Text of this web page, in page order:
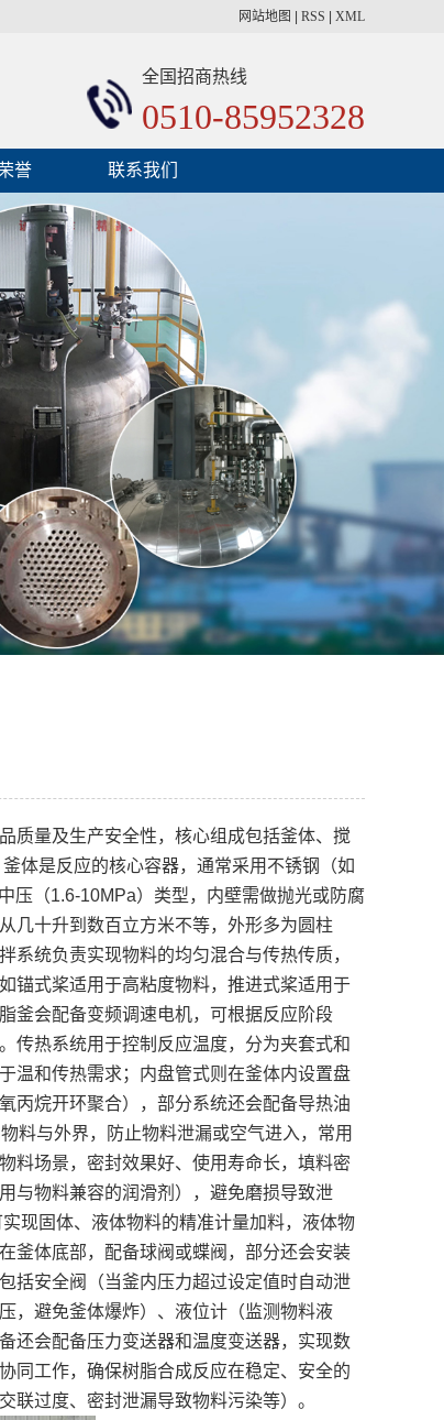
网站地图 RSS XML
全国招商热线
0510-85952328
誉 联系我们
质量及生产安全性，核心组成包括釜体、搅
体是反应的核心容器，通常采用不锈钢（如
压（1.6-10MPa）类型，内壁需做抛光或防腐
几十升到数百立方米不等，外形多为圆柱
统负责实现物料的均匀混合与传热传质，
锚式桨适用于高粘度物料，推进式桨适用于
釜会配备变频调速电机，可根据反应阶段
传热系统用于控制反应温度，分为夹套式和
温和传热需求；内盘管式则在釜体内设置盘
丙烷开环聚合），部分系统还会配备导热油
料与外界，防止物料泄漏或空气进入，常用
料场景，密封效果好、使用寿命长，填料密
与物料兼容的润滑剂），避免磨损导致泄
现固体、液体物料的精准计量加料，液体物
釜体底部，配备球阀或蝶阀，部分还会安装
括安全阀（当釜内压力超过设定值时自动泄
，避免釜体爆炸）、液位计（监测物料液
还会配备压力变送器和温度变送器，实现数
同工作，确保树脂合成反应在稳定、安全的
联过度、密封泄漏导致物料污染等）。